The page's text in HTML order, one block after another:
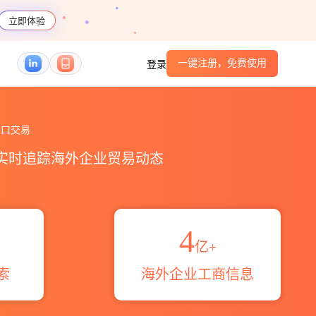
立即体验
登录 一键注册，免费使用
交易
时追踪海外企业贸易动态
4亿+
海外企业工商信息